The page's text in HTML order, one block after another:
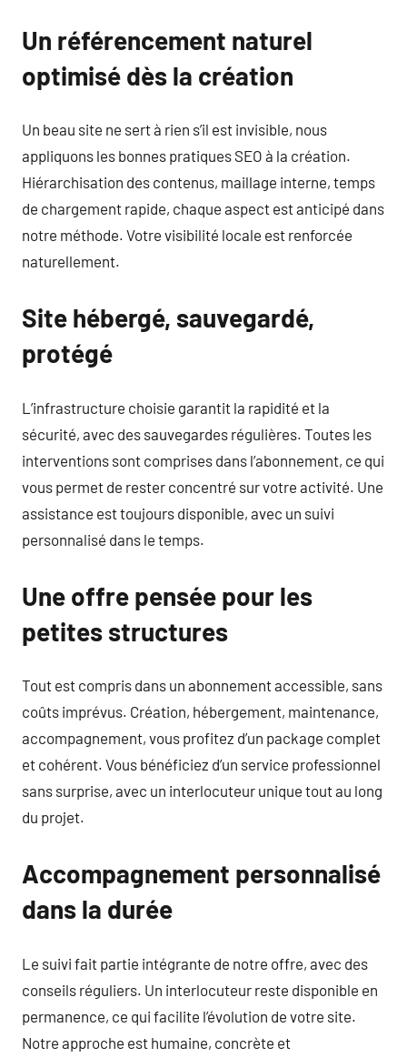
Un référencement naturel
optimisé dès la création
Un beau site ne sert à rien s’il est invisible, nous
appliquons les bonnes pratiques SEO à la création.
Hiérarchisation des contenus, maillage interne, temps
de chargement rapide, chaque aspect est anticipé dans
notre méthode. Votre visibilité locale est renforcée
naturellement.
Site hébergé, sauvegardé,
protégé
L’infrastructure choisie garantit la rapidité et la
sécurité, avec des sauvegardes régulières. Toutes les
interventions sont comprises dans l’abonnement, ce qui
vous permet de rester concentré sur votre activité. Une
assistance est toujours disponible, avec un suivi
personnalisé dans le temps.
Une offre pensée pour les
petites structures
Tout est compris dans un abonnement accessible, sans
coûts imprévus. Création, hébergement, maintenance,
accompagnement, vous profitez d’un package complet
et cohérent. Vous bénéficiez d’un service professionnel
sans surprise, avec un interlocuteur unique tout au long
du projet.
Accompagnement personnalisé
dans la durée
Le suivi fait partie intégrante de notre offre, avec des
conseils réguliers. Un interlocuteur reste disponible en
permanence, ce qui facilite l’évolution de votre site.
Notre approche est humaine, concrète et